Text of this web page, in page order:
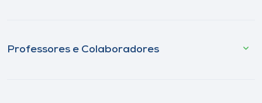
Professores e Colaboradores